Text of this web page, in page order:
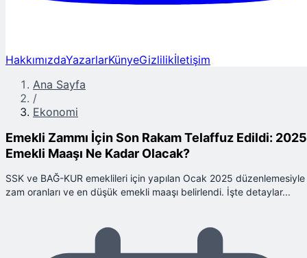
HakkımızdaYazarlarKünyeGizlilikİletişim
Ana Sayfa
/
Ekonomi
Emekli Zammı İçin Son Rakam Telaffuz Edildi: 2025
Emekli Maaşı Ne Kadar Olacak?
SSK ve BAĞ-KUR emeklileri için yapılan Ocak 2025 düzenlemesiyle
zam oranları ve en düşük emekli maaşı belirlendi. İşte detaylar...